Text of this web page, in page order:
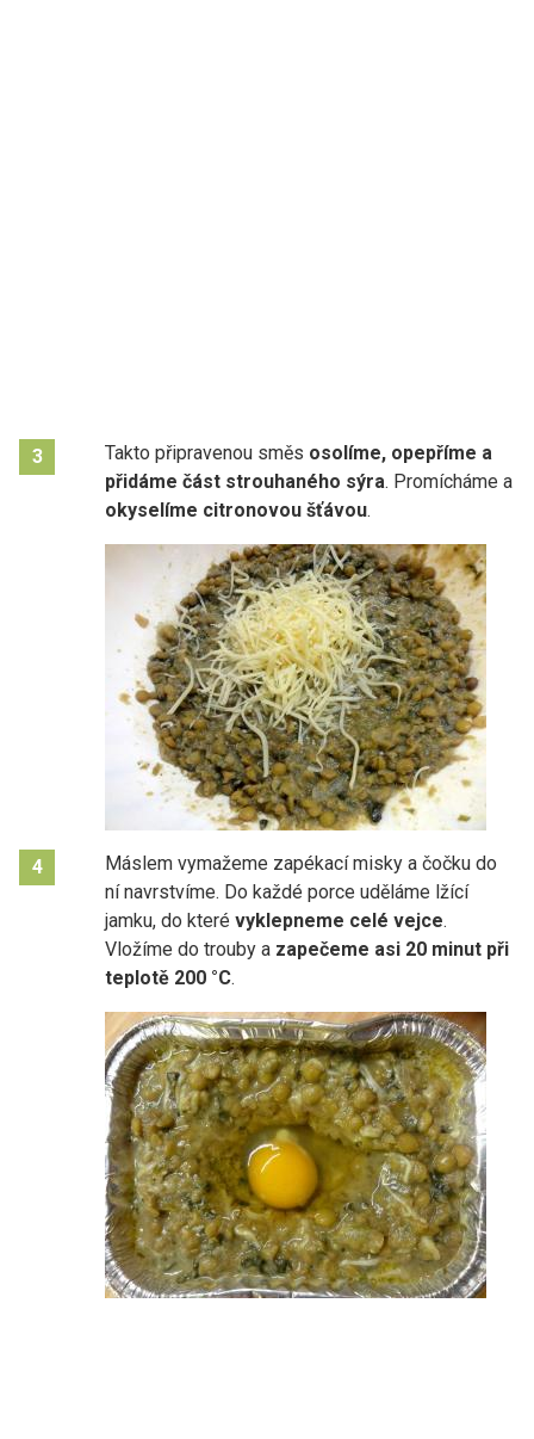
3 Takto připravenou směs osolíme, opepříme a
přidáme část strouhaného sýra. Promícháme a
okyselíme citronovou šťávou.
4
Máslem vymažeme zapékací misky a čočku do
ní navrstvíme. Do každé porce uděláme lžící
jamku, do které vyklepneme celé vejce.
Vložíme do trouby a zapečeme asi 20 minut při
teplotě 200 °C.